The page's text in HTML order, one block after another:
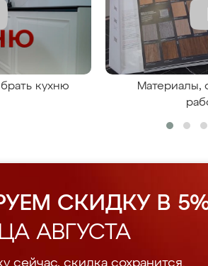
кухню
Материалы,
СКИДКУ В
АВГУСТА
сейчас, скидка сохранится.